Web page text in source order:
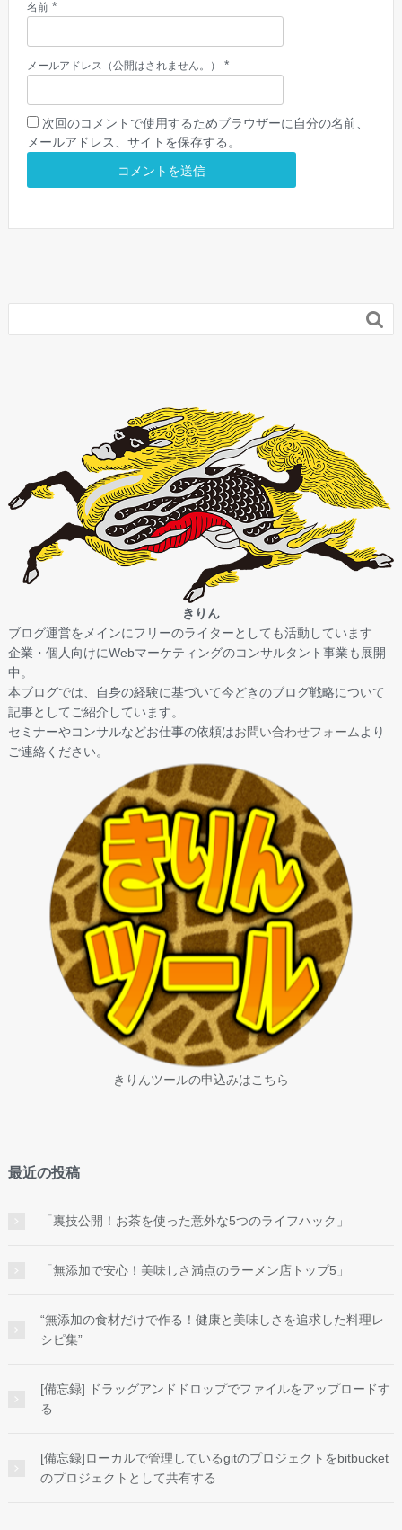
名前 *
メールアドレス（公開はされません。） *
次回のコメントで使用するためブラウザーに自分の名前、
メールアドレス、サイトを保存する。

きりん
ブログ運営をメインにフリーのライターとしても活動しています
企業・個人向けにWebマーケティングのコンサルタント事業も展開
中。
本ブログでは、自身の経験に基づいて今どきのブログ戦略について
記事としてご紹介しています。
セミナーやコンサルなどお仕事の依頼はお問い合わせフォーム より
ご連絡ください。
きりんツールの申込みはこちら
最近の投稿
「裏技公開！お茶を使った意外な5つのライフハック」
「無添加で安心！美味しさ満点のラーメン店トップ5」
“無添加の食材だけで作る！健康と美味しさを追求した料理レ
シピ集”
[備忘録] ドラッグアンドドロップでファイルをアップロードす
る
[備忘録]ローカルで管理しているgitのプロジェクトをbitbucket
のプロジェクトとして共有する